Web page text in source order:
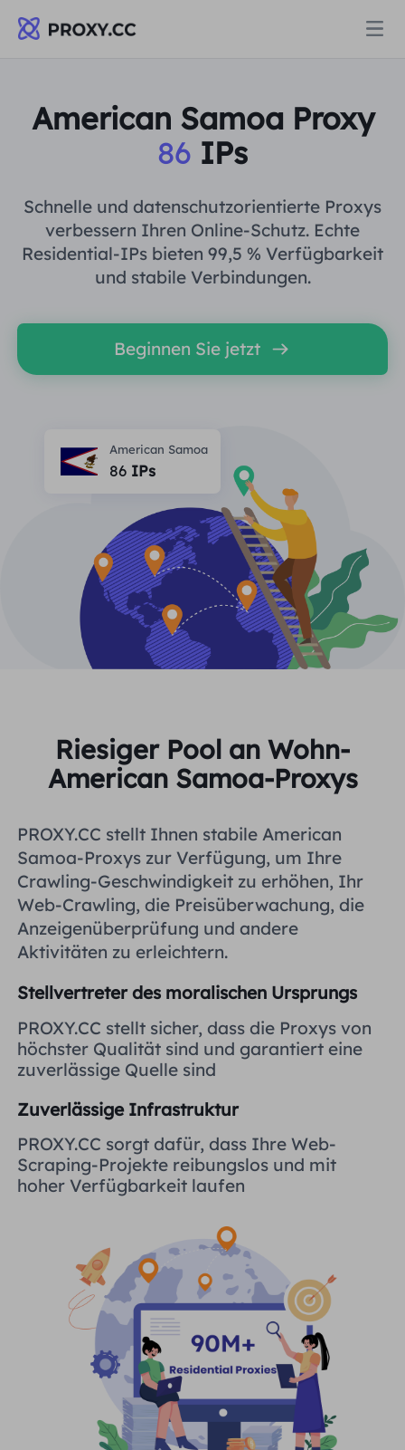
Proxys
Statischer Wohn-Proxy
Unbegrenzter Wohn-Proxy
Berater für langfristige imap
WOHNPROXY
Wohn-Proxy $0.8/GB
Statischer Wohn-Proxy $0.28/IP/Tag
Ich habe kein heating
Berater für langfristige imap $1.4
Data for AI
NACH ANWENDUNGSFALL
Markenschutz
SEO-Überwachung
Anzeigenüberprüfung
Web Scraping und Crawling
Ressourcen
Partnerprogramm
Partner
KOSTENLOSE WERKZEUGE
Proxy-Checker
STANDORTE
Vereinigte Staaten
Vereinigtes Königreich
Brasilien
Russland
Weitere Integrationen
Lernen
Blog
Benutzerhandbuch
Weitere Integrationen
中文
English
Deutsch
Indonesia
Русский
हिंदी
Português
Genießen 77 % Rabatt und handeln Sie jetzt!
Wohnimmobilien $0/GB Unbegrenzt $0/Tag
American Samoa Proxy
86 IPs
Schnelle und datenschutzorientierte Proxys
verbessern Ihren Online-Schutz. Echte
Residential-IPs bieten 99,5 % Verfügbarkeit
und stabile Verbindungen.
Beginnen Sie jetzt
American Samoa
86IPs
Riesiger Pool an Wohn-
American Samoa-Proxys
PROXY.CC stellt Ihnen stabile American
Samoa-Proxys zur Verfügung, um Ihre
Crawling-Geschwindigkeit zu erhöhen, Ihr
Web-Crawling, die Preisüberwachung, die
Anzeigenüberprüfung und andere
Aktivitäten zu erleichtern.
Stellvertreter des moralischen Ursprungs
PROXY.CC stellt sicher, dass die Proxys von
höchster Qualität sind und garantiert eine
zuverlässige Quelle sind
Zuverlässige Infrastruktur
PROXY.CC sorgt dafür, dass Ihre Web-
Scraping-Projekte reibungslos und mit
hoher Verfügbarkeit laufen